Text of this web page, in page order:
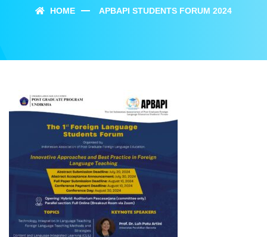
HOME APBAPI STUDENTS FORUM 2024